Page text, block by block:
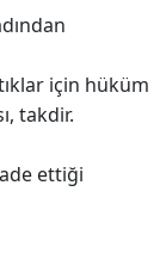
için hüküm
takdir.
ettiği